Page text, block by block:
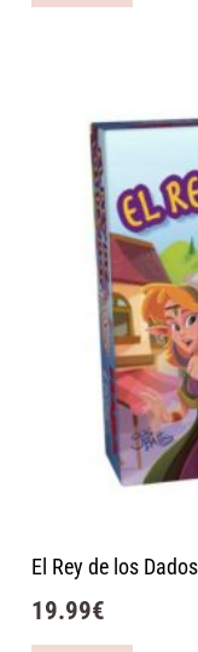
El Rey de los Dados
19.99€